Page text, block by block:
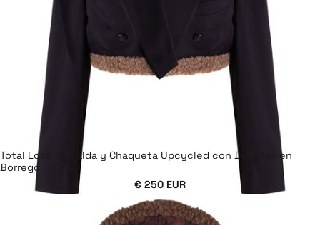
Total Look de Falda y Chaqueta Upcycled con Detalles en
Borrego
€ 250 EUR